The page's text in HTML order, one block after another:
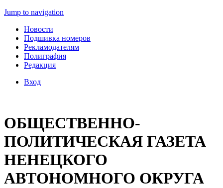
Jump to navigation
Новости
Подшивка номеров
Рекламодателям
Полиграфия
Редакция
Вход
ОБЩЕСТВЕННО-
ПОЛИТИЧЕСКАЯ ГАЗЕТА
НЕНЕЦКОГО
АВТОНОМНОГО ОКРУГА